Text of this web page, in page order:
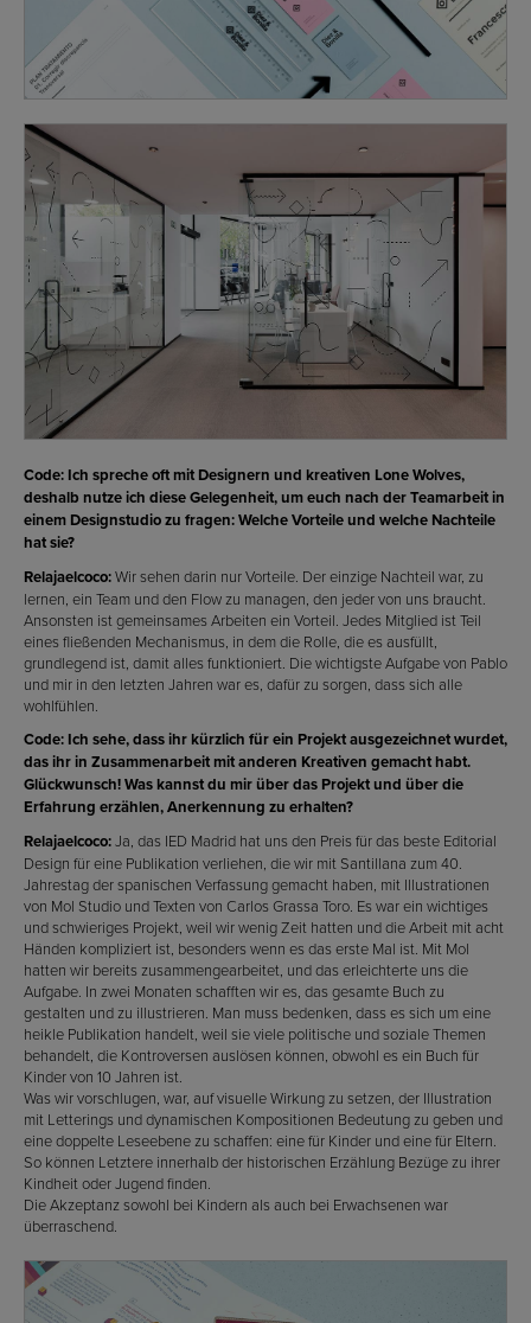
Code: Ich spreche oft mit Designern und kreativen Lone Wolves,
deshalb nutze ich diese Gelegenheit, um euch nach der Teamarbeit in
einem Designstudio zu fragen: Welche Vorteile und welche Nachteile
hat sie?
Relajaelcoco:Wir sehen darin nur Vorteile. Der einzige Nachteil war, zu
lernen, ein Team und den Flow zu managen, den jeder von uns braucht.
Ansonsten ist gemeinsames Arbeiten ein Vorteil. Jedes Mitglied ist Teil
eines fließenden Mechanismus, in dem die Rolle, die es ausfüllt,
grundlegend ist, damit alles funktioniert. Die wichtigste Aufgabe von Pablo
und mir in den letzten Jahren war es, dafür zu sorgen, dass sich alle
wohlfühlen.
Code: Ich sehe, dass ihr kürzlich für ein Projekt ausgezeichnet wurdet,
das ihr in Zusammenarbeit mit anderen Kreativen gemacht habt.
Glückwunsch! Was kannst du mir über das Projekt und über die
Erfahrung erzählen, Anerkennung zu erhalten?
Relajaelcoco:Ja, das IED Madrid hat uns den Preis für das beste Editorial
Design für eine Publikation verliehen, die wir mit Santillana zum 40.
Jahrestag der spanischen Verfassung gemacht haben, mit Illustrationen
von Mol Studio und Texten von Carlos Grassa Toro. Es war ein wichtiges
und schwieriges Projekt, weil wir wenig Zeit hatten und die Arbeit mit acht
Händen kompliziert ist, besonders wenn es das erste Mal ist. Mit Mol
hatten wir bereits zusammengearbeitet, und das erleichterte uns die
Aufgabe. In zwei Monaten schafften wir es, das gesamte Buch zu
gestalten und zu illustrieren. Man muss bedenken, dass es sich um eine
heikle Publikation handelt, weil sie viele politische und soziale Themen
behandelt, die Kontroversen auslösen können, obwohl es ein Buch für
Kinder von 10 Jahren ist.
Was wir vorschlugen, war, auf visuelle Wirkung zu setzen, der Illustration
mit Letterings und dynamischen Kompositionen Bedeutung zu geben und
eine doppelte Leseebene zu schaffen: eine für Kinder und eine für Eltern.
So können Letztere innerhalb der historischen Erzählung Bezüge zu ihrer
Kindheit oder Jugend finden.
Die Akzeptanz sowohl bei Kindern als auch bei Erwachsenen war
überraschend.